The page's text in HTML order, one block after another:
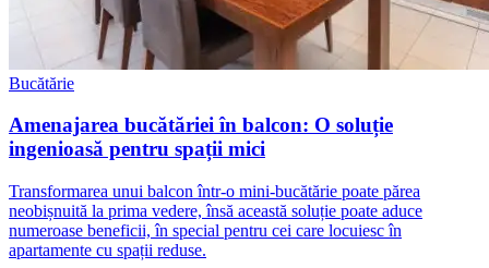
Bucătărie
Amenajarea bucătăriei în balcon: O soluție
ingenioasă pentru spații mici
Transformarea unui balcon într-o mini-bucătărie poate părea
neobișnuită la prima vedere, însă această soluție poate aduce
numeroase beneficii, în special pentru cei care locuiesc în
apartamente cu spații reduse.